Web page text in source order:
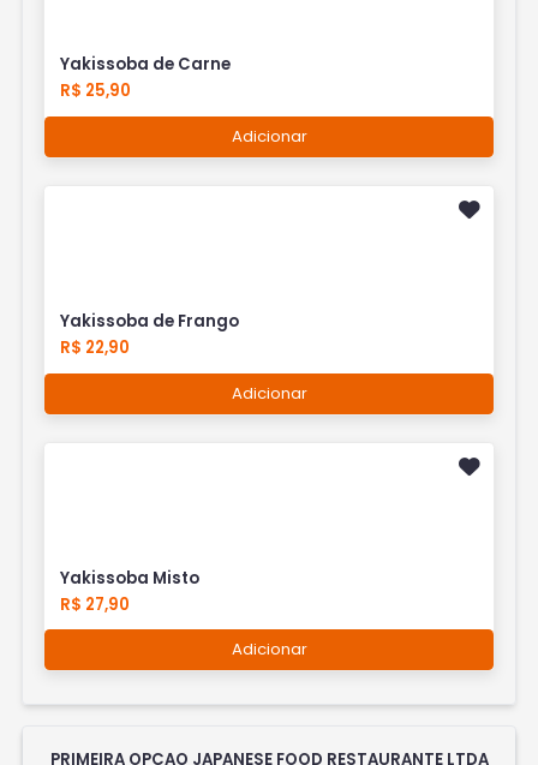
Yakissoba de Carne
R$ 25,90
Adicionar
Yakissoba de Frango
R$ 22,90
Adicionar
Yakissoba Misto
R$ 27,90
Adicionar
PRIMEIRA OPCAO JAPANESE FOOD RESTAURANTE LTDA